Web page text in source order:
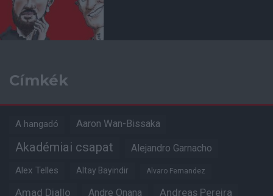
Címkék
A hangadó Aaron Wan-Bissaka
Akadémiai csapat Alejandro Garnacho
Alex Telles Altay Bayindir Alvaro Fernandez
Amad Diallo Andre Onana Andreas Pereira